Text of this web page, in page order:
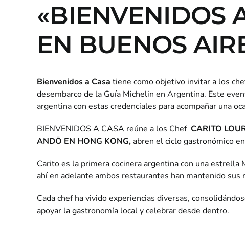
«BIENVENIDOS
EN BUENOS
Bienvenidos a Casa tiene como objetivo invitar a los
desembarco de la Guía Michelin en Argentina. Este
argentina con estas credenciales para acompañar una
BIENVENIDOS A CASA reúne a los Chef CARITO
ANDŌ EN HONG KONG, abren el ciclo gastronómico
Carito es la primera cocinera argentina con una
ahí en adelante ambos restaurantes han mantenido sus
Cada chef ha vivido experiencias diversas,
apoyar la gastronomía local y celebrar desde dentro.